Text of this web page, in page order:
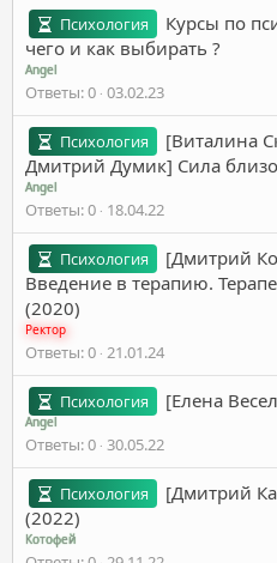
Психология
Курсы по
чего и как выбирать ?
Angel
Ответы 0 03.02.23
Психология
[Виталина
Дмитрий Думик] Сила
Angel
Ответы 0 18.04.22
Психология
[Дмитрий
Введение в терапию.
(2020)
Ректор
Ответы 0 21.01.24
Психология [Елена
Angel
Ответы 0 30.05.22
Психология
[Дмитрий
(2022)
Котофей